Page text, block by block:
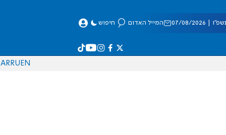
08/2026 המייל האדום חיפוש
EN
RU
AR